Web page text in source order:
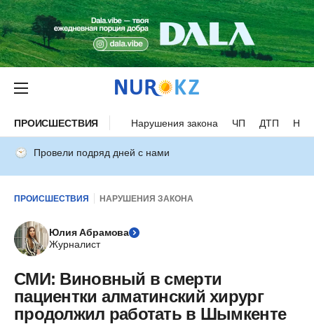
ПРОИСШЕСТВИЯ Нарушения закона ЧП ДТП
Провели подряд дней с нами
ПРОИСШЕСТВИЯ НАРУШЕНИЯ ЗАКОНА
Юлия Абрамова
Журналист
СМИ: Виновный в смерти
пациентки алматинский хирург
продолжил работать в Шымкенте